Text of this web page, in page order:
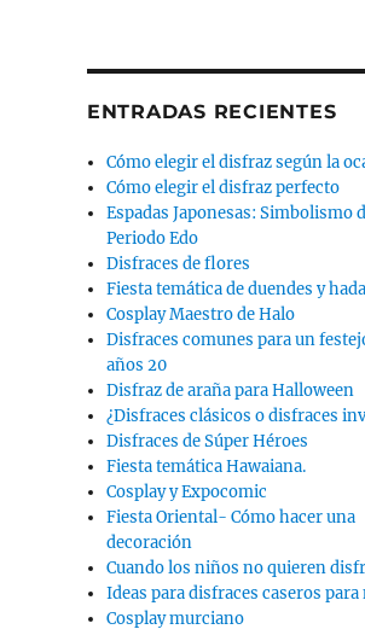
ENTRADAS RECIENTES
Cómo elegir el disfraz según la
Cómo elegir el disfraz perfecto
Espadas Japonesas: Simbolismo
Periodo Edo
Disfraces de flores
Fiesta temática de duendes y
Cosplay Maestro de Halo
Disfraces comunes para un
años 20
Disfraz de araña para Halloween
¿Disfraces clásicos o disfraces
Disfraces de Súper Héroes
Fiesta temática Hawaiana.
Cosplay y Expocomic
Fiesta Oriental- Cómo hacer una
decoración
Cuando los niños no quieren
Ideas para disfraces caseros
Cosplay murciano